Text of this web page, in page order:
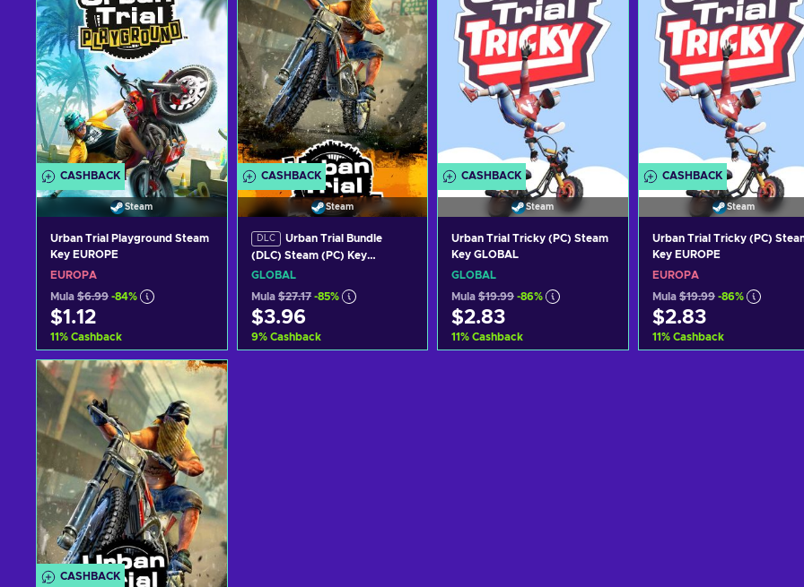
CASHBACK
Steam
Urban Trial Playground Steam
Key EUROPE
EUROPA
Mula $6.99 -84%
$1.12
11% Cashback
Idagdag sa kart
View offers
CASHBACK
Steam
DLC
Urban Trial Bundle
(DLC) Steam (PC) Key
GLOBAL
GLOBAL
Mula $27.17 -85%
$3.96
9% Cashback
CASHBACK
Steam
Urban Trial Tricky (PC) Steam
Key GLOBAL
GLOBAL
Mula $19.99 -86%
$2.83
11% Cashback
CASHBACK
Steam
Urban Trial Tricky (PC)
Key EUROPE
EUROPA
Mula $19.99 -86%
$2.83
11% Cashback
CASHBACK